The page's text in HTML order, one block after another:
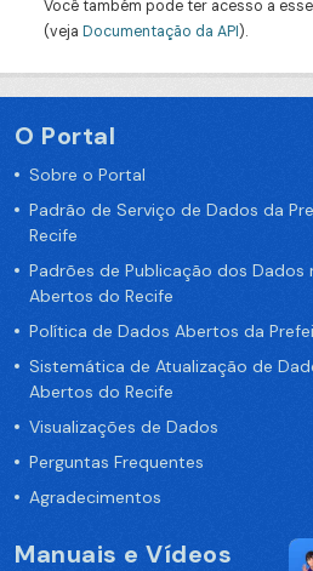
Você também pode ter acesso a
(veja Documentação da API).
O Portal
Sobre o Portal
Padrão de Serviço de Dados da
Recife
Padrões de Publicação dos Dados
Abertos do Recife
Política de Dados Abertos da
Sistemática de Atualização de
Abertos do Recife
Visualizações de Dados
Perguntas Frequentes
Agradecimentos
Manuais e Vídeos